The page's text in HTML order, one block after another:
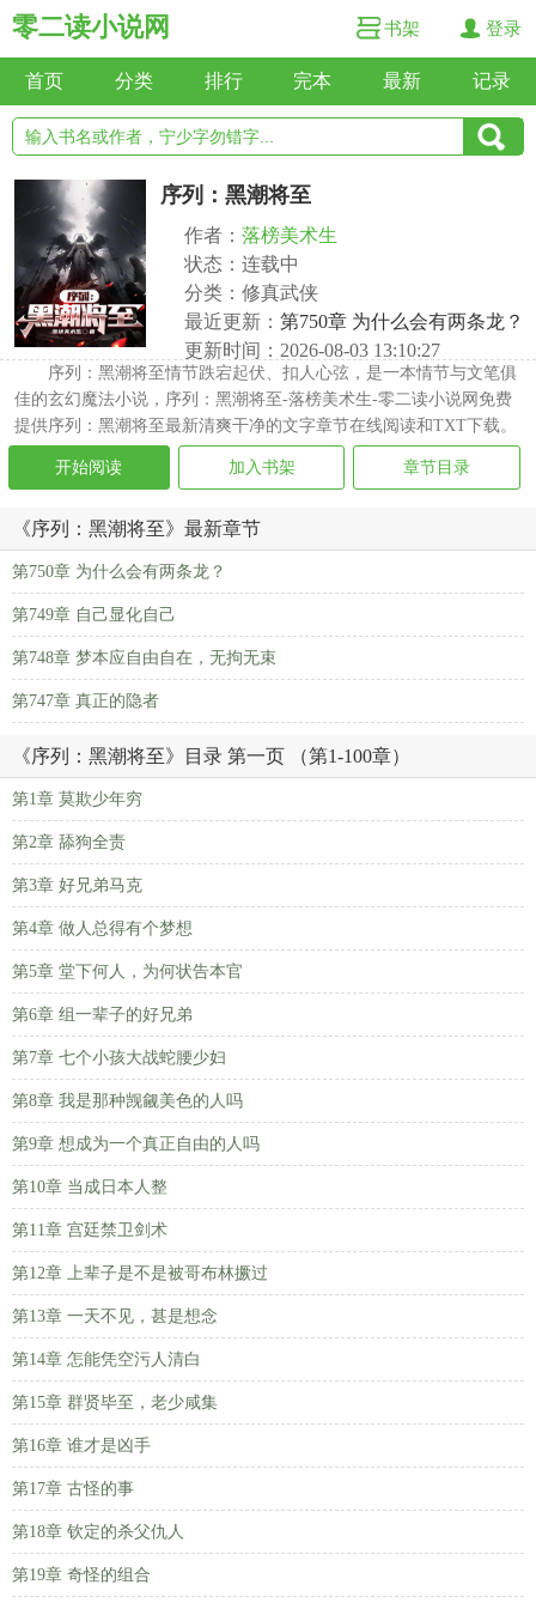
零二读小说网 书架 登录
首页 分类 排行 完本 最新 记录
序列：黑潮将至
作者： 落榜美术生
状态：连载中
分类：修真武侠
最近更新： 第750章 为什么会有两条龙？
更新时间：2026-08-03 13:10:27
序列：黑潮将至情节跌宕起伏、扣人心弦，是一本情节与文笔俱
佳的玄幻魔法小说，序列：黑潮将至-落榜美术生-零二读小说网免费
提供序列：黑潮将至最新清爽干净的文字章节在线阅读和TXT下载。
开始阅读 加入书架 章节目录
《序列：黑潮将至》最新章节
第750章 为什么会有两条龙？
第749章 自己显化自己
第748章 梦本应自由自在，无拘无束
第747章 真正的隐者
《序列：黑潮将至》目录 第一页 （第1-100章）
第1章 莫欺少年穷
第2章 舔狗全责
第3章 好兄弟马克
第4章 做人总得有个梦想
第5章 堂下何人，为何状告本官
第6章 组一辈子的好兄弟
第7章 七个小孩大战蛇腰少妇
第8章 我是那种觊觎美色的人吗
第9章 想成为一个真正自由的人吗
第10章 当成日本人整
第11章 宫廷禁卫剑术
第12章 上辈子是不是被哥布林撅过
第13章 一天不见，甚是想念
第14章 怎能凭空污人清白
第15章 群贤毕至，老少咸集
第16章 谁才是凶手
第17章 古怪的事
第18章 钦定的杀父仇人
第19章 奇怪的组合